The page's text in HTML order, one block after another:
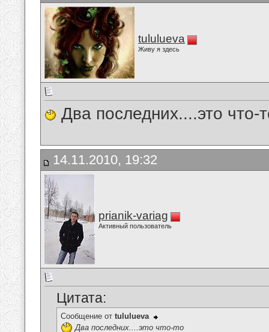
tululueva
Живу я здесь
Два последних....это что-
14.11.2010, 19:32
prianik-variag
Активный пользователь
Цитата:
Сообщение от tululueva
Два последних....это что-то